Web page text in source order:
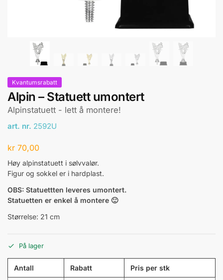
Kvantumsrabatt
Alpin – Statuett umontert
Alpinstatuett - lett å montere!
art. nr. 2592U
kr 70,00
Høy alpinstatuett i sølvvalør.
Figur og sokkel er i hardplast.
OBS: Statuettten leveres umontert.
Statuetten er enkel å montere 🙂
Størrelse: 21 cm
På lager
Antall Rabatt Pris per stk